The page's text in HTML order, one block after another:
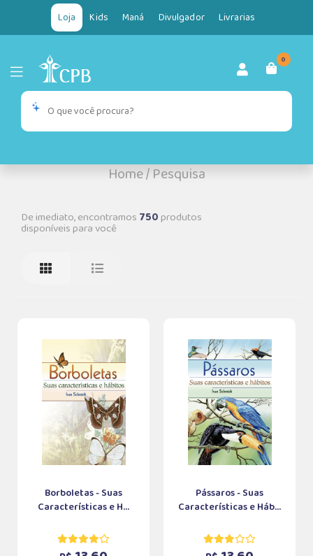
Loja Kids Maná Divulgador Livrarias
0
Home/Pesquisa
De imediato, encontramos 750produtos
disponíveis para você
Borboletas - Suas
Características e H...
Pássaros - Suas
Características e Háb...